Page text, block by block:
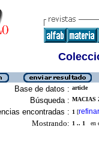
Base de datos : article
Búsqueda : MACIAS
encontradas : 1 [refinar
Mostrando: 1 .. 1 en